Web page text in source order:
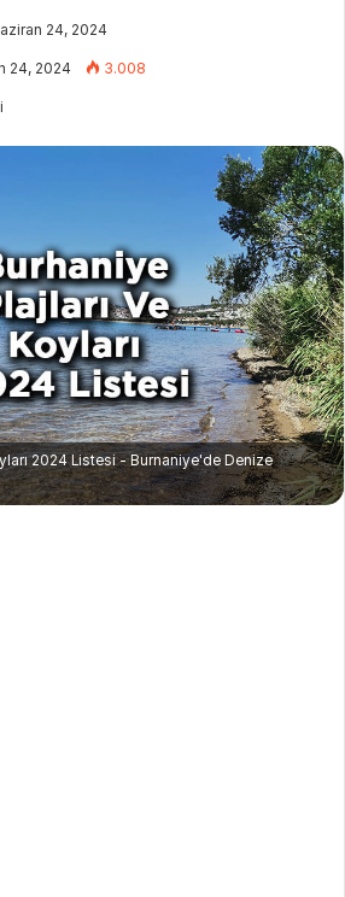
24, 2024
24, 2024 3.008
2024 Listesi - Burnaniye'de Denize